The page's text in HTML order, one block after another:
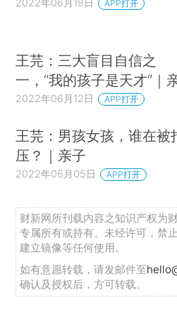
2022年06月19日 APP打开
王芫：三大盲目自信之
一，“我的孩子是天才”｜
2022年06月12日 APP打开
王芫：男孩女孩，谁在被
压？｜亲子
2022年06月05日 APP打开
财新网所刊载内容之知识产权为
专属所有或持有。未经许可，禁
建立镜像等任何使用。
如有意愿转载，请发邮件至
确认及授权后，方可转载。